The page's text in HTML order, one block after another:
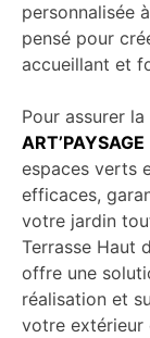
personnalisée
pensé pour
accueillant et
Pour assurer
ART’PAYSAGE
espaces verts
efficaces,
votre jardin
Terrasse Haut
offre une
réalisation et
votre extérieur